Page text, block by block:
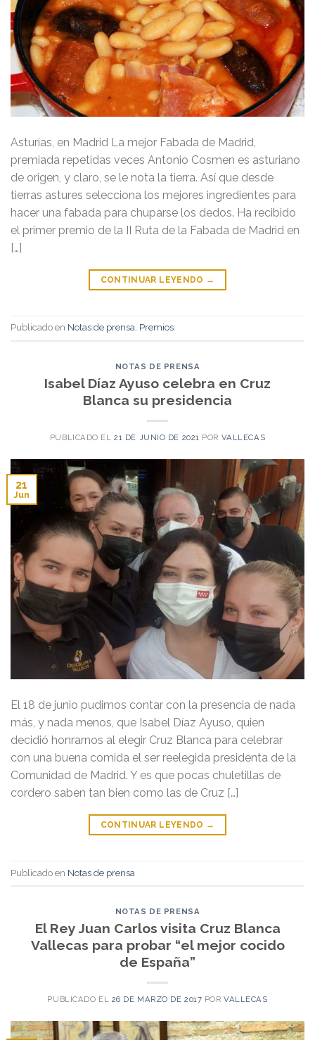
Asturias, en Madrid La mejor Fabada de Madrid,
premiada repetidas veces Antonio Cosmen es asturiano
de origen, y claro, se le nota la tierra. Así que desde
tierras astures selecciona los mejores ingredientes para
hacer una fabada para chuparse los dedos. Ha recibido
el primer premio de la II Ruta de la Fabada de Madrid en
[…]
CONTINUAR LEYENDO →
Publicado en Notas de prensa, Premios
NOTAS DE PRENSA
Isabel Díaz Ayuso celebra en Cruz
Blanca su presidencia
PUBLICADO EL21 DE JUNIO DE 2021 POR VALLECAS
21
Jun
El 18 de junio pudimos contar con la presencia de nada
más, y nada menos, que Isabel Díaz Ayuso, quien
decidió honrarnos al elegir Cruz Blanca para celebrar
con una buena comida el ser reelegida presidenta de la
Comunidad de Madrid. Y es que pocas chuletillas de
cordero saben tan bien como las de Cruz […]
CONTINUAR LEYENDO →
Publicado en Notas de prensa
NOTAS DE PRENSA
El Rey Juan Carlos visita Cruz Blanca
Vallecas para probar “el mejor cocido
de España”
PUBLICADO EL 26 DE MARZO DE 2017 PORVALLECAS